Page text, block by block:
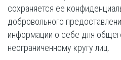
сохраняется ее
добровольного
информации о себе для
неограниченному кругу лиц.